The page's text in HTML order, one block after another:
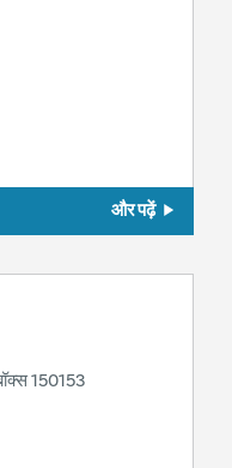
और पढ़ें
150153